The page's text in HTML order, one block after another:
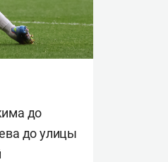
до
до улицы